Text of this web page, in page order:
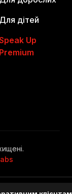
Для дітей
Up
Premium